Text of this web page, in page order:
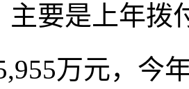
主要是上年
万元，今